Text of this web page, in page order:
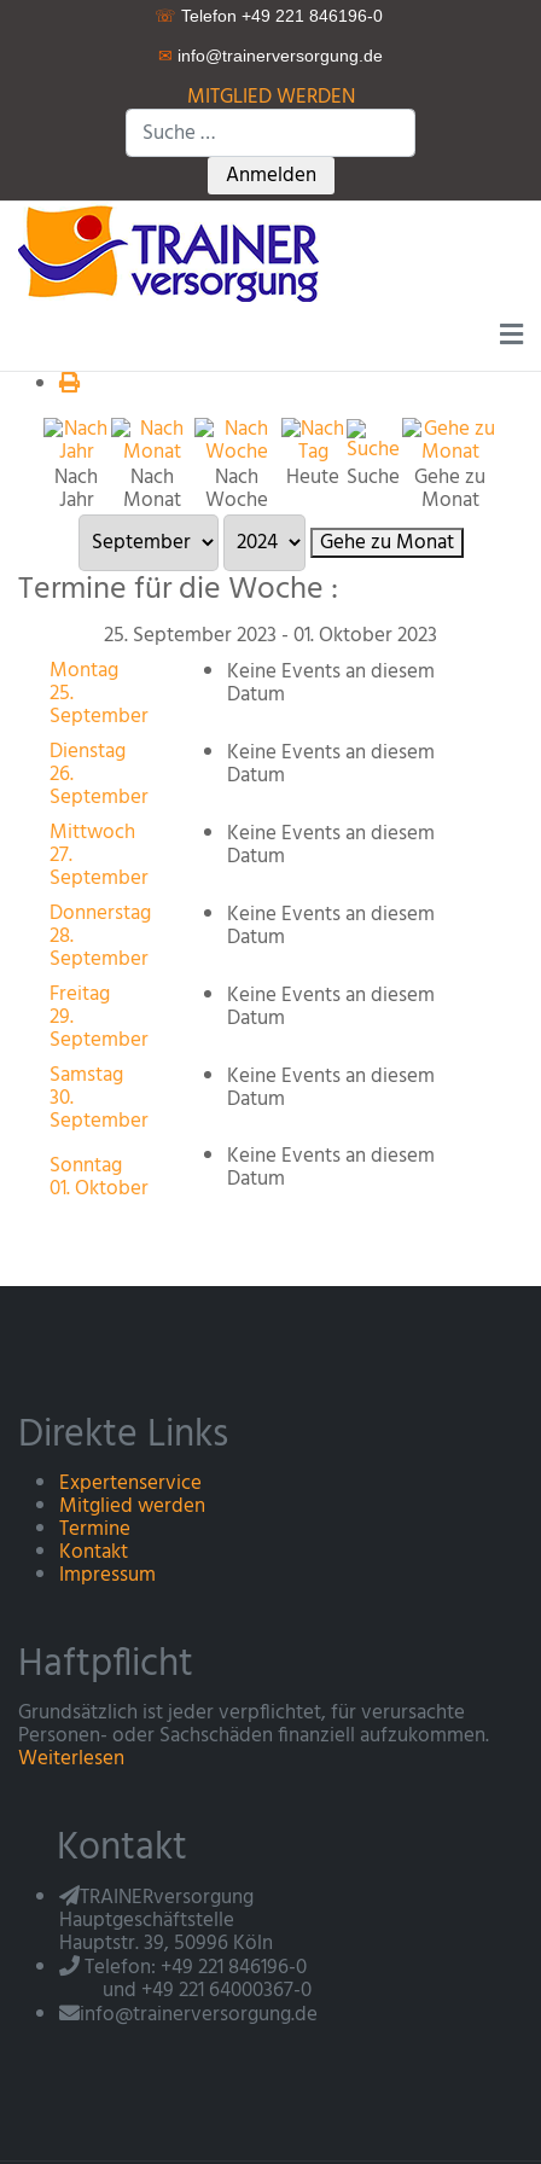
☏ Telefon +49 221 846196-0
✉ info@trainerversorgung.de
MITGLIED WERDEN
Suchen
Type 2 or more characters for
Anmelden
Nach
Jahr
Nach
Monat
Nach
Woche
Heute Suche Gehe zu
Monat
Gehe zu Monat
Termine für die Woche :
25. September 2023 - 01. Oktober 2023
Montag
25.
September
Keine Events an diesem
Datum
Dienstag
26.
September
Keine Events an diesem
Datum
Mittwoch
27.
September
Keine Events an diesem
Datum
Donnerstag
28.
September
Keine Events an diesem
Datum
Freitag
29.
September
Keine Events an diesem
Datum
Samstag
30.
September
Keine Events an diesem
Datum
Sonntag
01. Oktober
Keine Events an diesem
Datum
Direkte Links
Expertenservice
Mitglied werden
Termine
Kontakt
Impressum
Haftpflicht
Grundsätzlich ist jeder verpflichtet, für verursachte
Personen- oder Sachschäden finanziell aufzukommen.
Weiterlesen
Kontakt
TRAINERversorgung
Hauptgeschäftstelle
Hauptstr. 39, 50996 Köln
Telefon: +49 221 846196-0
und +49 221 64000367-0
info@trainerversorgung.de